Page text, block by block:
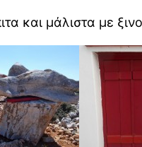
και μάλιστα με